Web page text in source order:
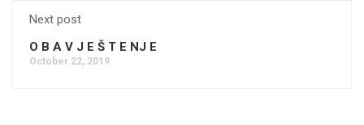
Next post
O B A V J E Š T E NJ E
October 22, 2019